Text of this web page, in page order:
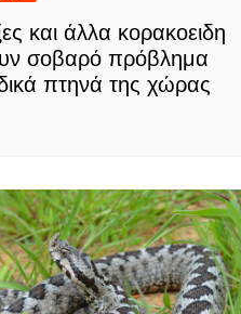
και άλλα κορακοειδη
σοβαρό πρόβλημα
πτηνά της χώρας